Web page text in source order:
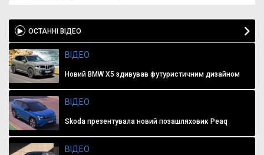
ОСТАННІ ВІДЕО
ВІДЕО
Новий BMW X5 здивував футуристичним дизайном
ВІДЕО
Skoda презентувала новий позашляховик Peaq
ВІДЕО